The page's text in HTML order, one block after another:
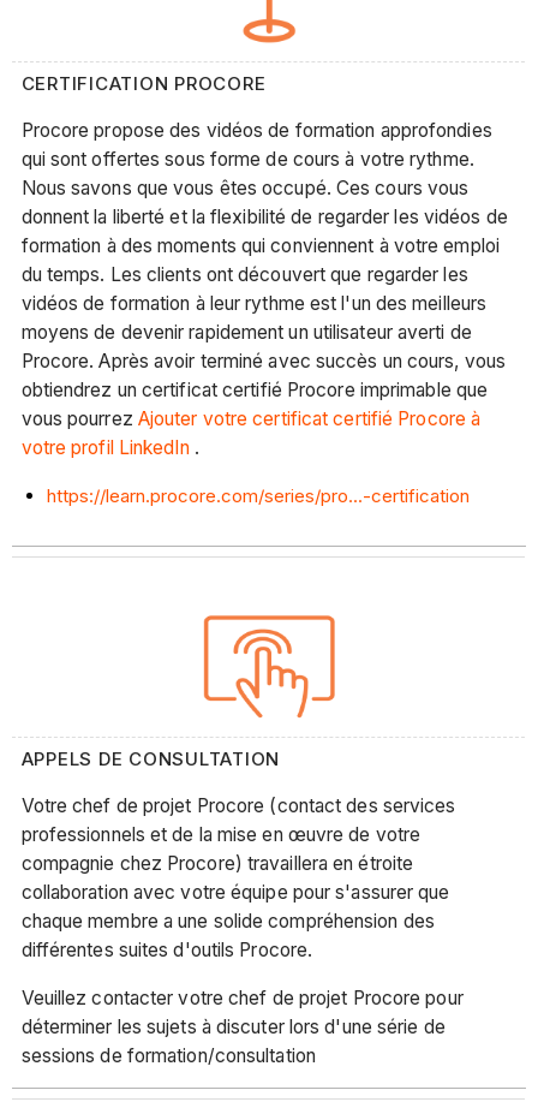
CERTIFICATION PROCORE
Procore propose des vidéos de formation approfondies
qui sont offertes sous forme de cours à votre rythme.
Nous savons que vous êtes occupé. Ces cours vous
donnent la liberté et la flexibilité de regarder les vidéos de
formation à des moments qui conviennent à votre emploi
du temps. Les clients ont découvert que regarder les
vidéos de formation à leur rythme est l'un des meilleurs
moyens de devenir rapidement un utilisateur averti de
Procore. Après avoir terminé avec succès un cours, vous
obtiendrez un certificat certifié Procore imprimable que
vous pourrez Ajouter votre certificat certifié Procore à
votre profil LinkedIn.
https://learn.procore.com/series/pro...-certification
APPELS DE CONSULTATION
Votre chef de projet Procore (contact des services
professionnels et de la mise en œuvre de votre
compagnie chez Procore) travaillera en étroite
collaboration avec votre équipe pour s'assurer que
chaque membre a une solide compréhension des
différentes suites d'outils Procore.
Veuillez contacter votre chef de projet Procore pour
déterminer les sujets à discuter lors d'une série de
sessions de formation/consultation